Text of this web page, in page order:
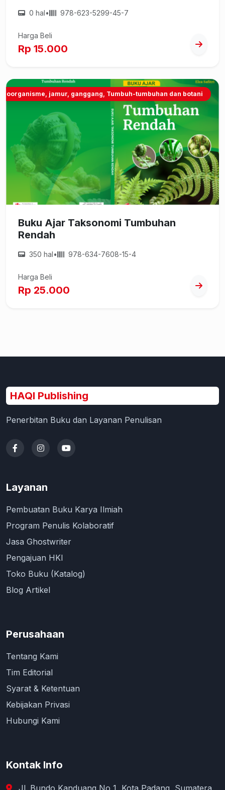
0 hal• 978-623-5299-45-7
Harga Beli
Rp 15.000
jamur, ganggang, Tumbuh-tumbuhan dan botani
Buku Ajar Taksonomi Tumbuhan
Rendah
350 hal• 978-634-7608-15-4
Harga Beli
Rp 25.000
HAQI Publishing
Penerbitan Buku dan Layanan Penulisan
Layanan
Pembuatan Buku Karya Ilmiah
Program Penulis Kolaboratif
Jasa Ghostwriter
Pengajuan HKI
Toko Buku (Katalog)
Blog Artikel
Perusahaan
Tentang Kami
Tim Editorial
Syarat & Ketentuan
Kebijakan Privasi
Hubungi Kami
Kontak Info
Jl. Bundo Kanduang No 1, Kota Padang, Sumatera